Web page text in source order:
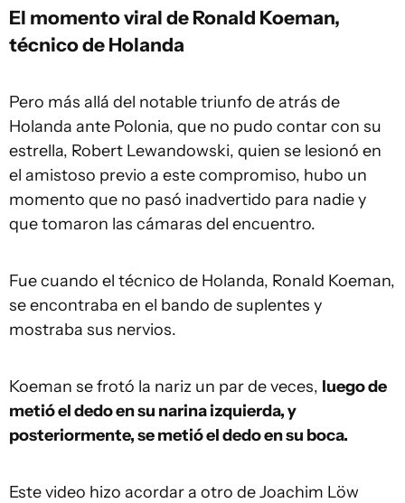
El momento viral de Ronald Koeman,
técnico de Holanda
Pero más allá del notable triunfo de atrás de
Holanda ante Polonia, que no pudo contar con su
estrella, Robert Lewandowski, quien se lesionó en
el amistoso previo a este compromiso, hubo un
momento que no pasó inadvertido para nadie y
que tomaron las cámaras del encuentro.
Fue cuando el técnico de Holanda, Ronald Koeman,
se encontraba en el bando de suplentes y
mostraba sus nervios.
Koeman se frotó la nariz un par de veces, luego de
metió el dedo en su narina izquierda, y
posteriormente, se metió el dedo en su boca.
Este video hizo acordar a otro de Joachim Löw